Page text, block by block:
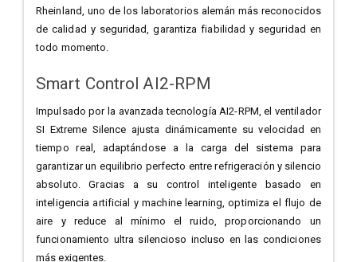
Rheinland, uno de los laboratorios alemán más reconocidos
de calidad y seguridad, garantiza fiabilidad y seguridad en
todo momento.
Smart Control AI2-RPM
Impulsado por la avanzada tecnología AI2-RPM, el ventilador
SI Extreme Silence ajusta dinámicamente su velocidad en
tiempo real, adaptándose a la carga del sistema para
garantizar un equilibrio perfecto entre refrigeración y silencio
absoluto. Gracias a su control inteligente basado en
inteligencia artificial y machine learning, optimiza el flujo de
aire y reduce al mínimo el ruido, proporcionando un
funcionamiento ultra silencioso incluso en las condiciones
más exigentes.